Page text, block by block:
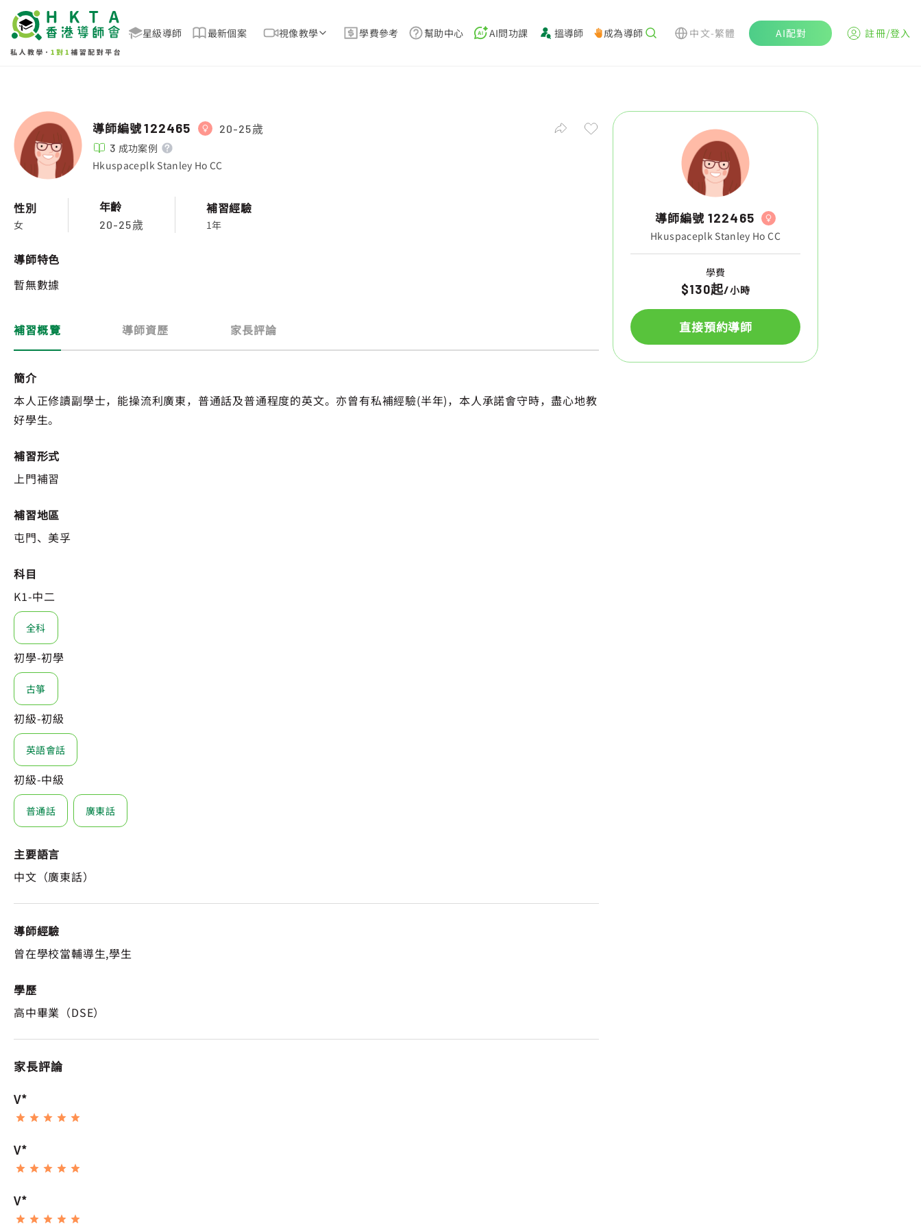
星級導師 最新個案 視像教學 學費參考 幫助中心 AI問功課 搵導師 成為導師 中文-繁體 AI配對 註冊/登入
導師編號122465
20-25歲
3 成功案例
Hkuspaceplk Stanley Ho CC
性別
女
年齡
20-25歲
補習經驗
1年
導師特色
暫無數據
補習概覽 導師資歷 家長評論
簡介
本人正修讀副學士，能操流利廣東，普通話及普通程度的英文。亦曾有私補經驗(半年)，本人承諾會守時，盡心地教
好學生。
補習形式
上門補習
補習地區
屯門、美孚
科目
K1-中二
全科
初學-初學
古箏
初級-初級
英語會話
初級-中級
普通話 廣東話
主要語言
中文（廣東話）
導師經驗
曾在學校當輔導生,學生
學歷
高中畢業（DSE）
家長評論
V*
V*
V*
導師編號 122465
Hkuspaceplk Stanley Ho CC
學費
$130起/小時
直接預約導師